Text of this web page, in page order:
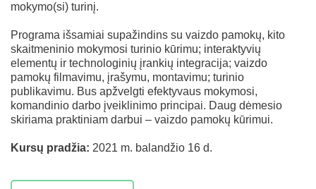
mokymo(si) turinį.
Programa išsamiai supažindins su vaizdo pamokų, kito
skaitmeninio mokymosi turinio kūrimu; interaktyvių
elementų ir technologinių įrankių integracija; vaizdo
pamokų filmavimu, įrašymu, montavimu; turinio
publikavimu. Bus apžvelgti efektyvaus mokymosi,
komandinio darbo įveiklinimo principai. Daug dėmesio
skiriama praktiniam darbui – vaizdo pamokų kūrimui.
Kursų pradžia: 2021 m. balandžio 16 d.